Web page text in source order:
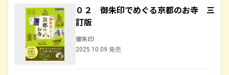
０２ 御朱印でめぐる京都のお寺 三
訂版
御朱印
2025.10.09 発売